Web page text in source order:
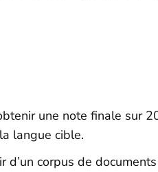
une note finale sur
langue cible.
d’un corpus de